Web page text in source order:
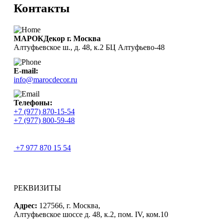
Контакты
МАРОКДекор г. Москва
Алтуфьевское ш., д. 48, к.2 БЦ Алтуфьево-48
E-mail:
info@marocdecor.ru
Телефоны:
+7 (977) 870-15-54
+7 (977) 800-59-48
+7 977 870 15 54
РЕКВИЗИТЫ
Адрес: 127566, г. Москва,
Алтуфьевское шоссе д. 48, к.2, пом. IV, ком.10